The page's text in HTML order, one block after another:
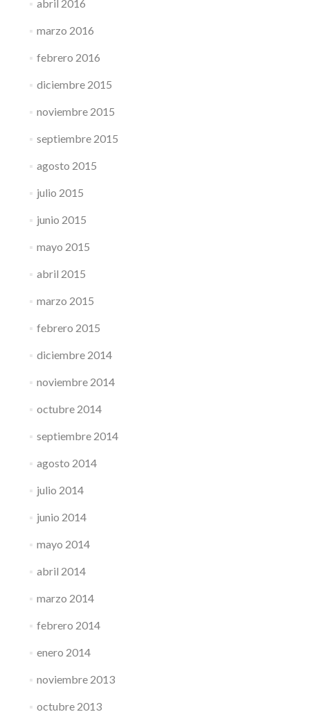
abril 2016
marzo 2016
febrero 2016
diciembre 2015
noviembre 2015
septiembre 2015
agosto 2015
julio 2015
junio 2015
mayo 2015
abril 2015
marzo 2015
febrero 2015
diciembre 2014
noviembre 2014
octubre 2014
septiembre 2014
agosto 2014
julio 2014
junio 2014
mayo 2014
abril 2014
marzo 2014
febrero 2014
enero 2014
noviembre 2013
octubre 2013